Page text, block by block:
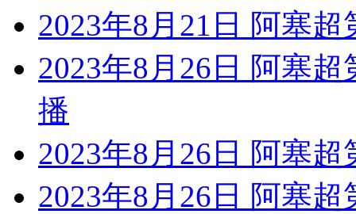
2023年8月21日 阿塞
2023年8月26日 阿塞
播
2023年8月26日 阿塞
2023年8月26日 阿塞